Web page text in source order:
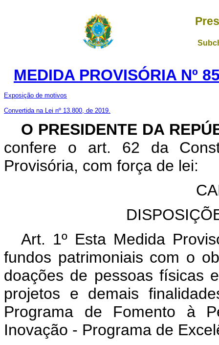
MEDIDA PROVISÓRIA Nº
Exposição de motivos
Convertida na Lei nº 13.800, de 2019.
O PRESIDENTE DA
confere o art. 62 da
Provisória, com força de lei:
Art. 1º Esta Medida
fundos patrimoniais com o
doações de pessoas físicas
projetos e demais
Programa de Fomento à
Inovação - Programa de